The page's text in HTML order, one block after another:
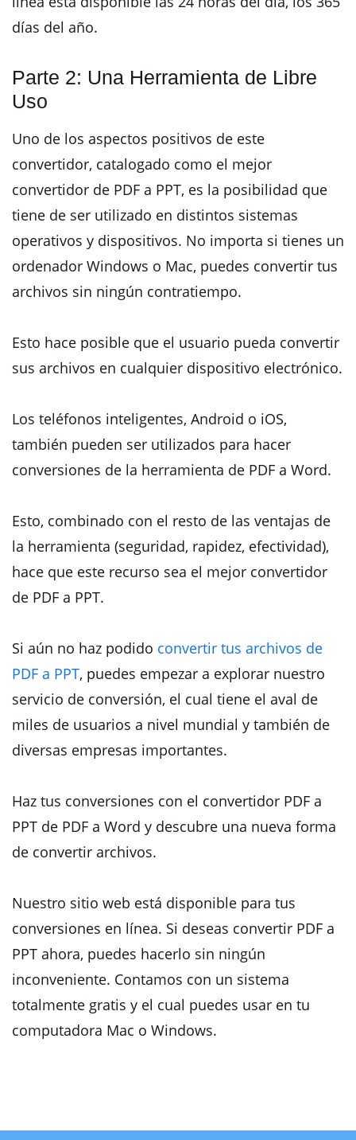
días del año.
Parte 2: Una Herramienta de Libre
Uso
Uno de los aspectos positivos de este
convertidor, catalogado como el mejor
convertidor de PDF a PPT, es la posibilidad que
tiene de ser utilizado en distintos sistemas
operativos y dispositivos. No importa si tienes un
ordenador Windows o Mac, puedes convertir tus
archivos sin ningún contratiempo.
Esto hace posible que el usuario pueda convertir
sus archivos en cualquier dispositivo electrónico.
Los teléfonos inteligentes, Android o iOS,
también pueden ser utilizados para hacer
conversiones de la herramienta de PDF a Word.
Esto, combinado con el resto de las ventajas de
la herramienta (seguridad, rapidez, efectividad),
hace que este recurso sea el mejor convertidor
de PDF a PPT.
Si aún no haz podido convertir tus archivos de
PDF a PPT, puedes empezar a explorar nuestro
servicio de conversión, el cual tiene el aval de
miles de usuarios a nivel mundial y también de
diversas empresas importantes.
Haz tus conversiones con el convertidor PDF a
PPT de PDF a Word y descubre una nueva forma
de convertir archivos.
Nuestro sitio web está disponible para tus
conversiones en línea. Si deseas convertir PDF a
PPT ahora, puedes hacerlo sin ningún
inconveniente. Contamos con un sistema
totalmente gratis y el cual puedes usar en tu
computadora Mac o Windows.